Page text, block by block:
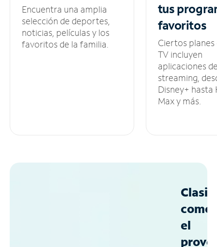
Encuentra una amplia
selección de deportes,
noticias, películas y los
favoritos de la familia.
tus
favoritos
Ciertos planes
TV incluyen
aplicaciones
streaming,
Disney+ hasta
Max y más.
como
el